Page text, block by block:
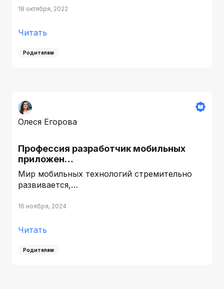
18 октября, 2022
Читать
Родителям
Олеся Егорова
Профессия разработчик мобильных
приложен…
Мир мобильных технологий стремительно
развивается,…
16 ноября, 2024
Читать
Родителям